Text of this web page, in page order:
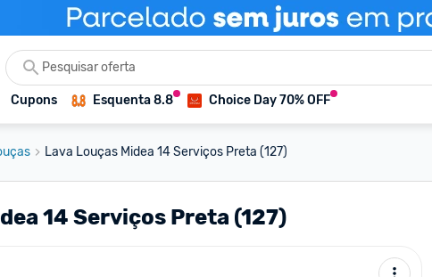
Cupons Esquenta 8.8 Choice Day 70% OFF
Lava Louças Midea 14 Serviços Preta (127)
14 Serviços Preta (127)